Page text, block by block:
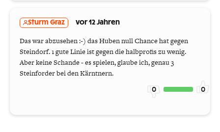
Sturm Graz vor 12 Jahren
Das war abzusehen :-) das Huben null Chance hat gegen
Steindorf. 1 gute Linie ist gegen die halbprofis zu wenig.
Aber keine Schande - es spielen, glaube ich, genau 3
Steinforder bei den Kärntnern.
0 0